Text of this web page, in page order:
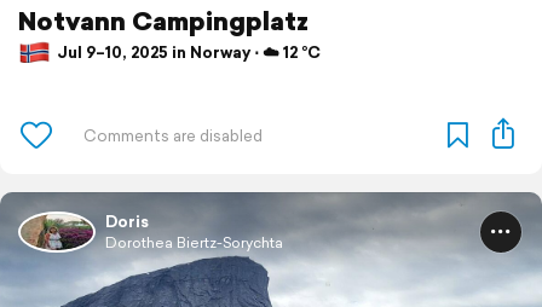
Notvann Campingplatz
Jul 9–10, 2025 in Norway ⋅ ☁️ 12 °C
Doris
Dorothea Biertz-Sorychta